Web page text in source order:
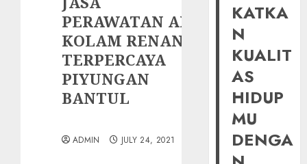
PERAWATAN AIR
KOLAM RENANG
TERPERCAYA
PIYUNGAN
BANTUL
ADMIN JULY 24, 2021
KATKA
N
KUALIT
AS
HIDUP
MU
DENGA